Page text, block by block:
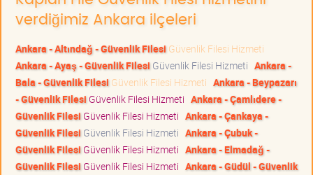
verdiğimiz Ankara ilçeleri
Ankara - Altındağ - Güvenlik Filesi Güvenlik Filesi Hizmeti
Ankara - Ayaş - Güvenlik Filesi Güvenlik Filesi Hizmeti Ankara -
Bala - Güvenlik Filesi Güvenlik Filesi Hizmeti Ankara - Beypazarı
- Güvenlik Filesi Güvenlik Filesi Hizmeti Ankara - Çamlıdere -
Güvenlik Filesi Güvenlik Filesi Hizmeti Ankara - Çankaya -
Güvenlik Filesi Güvenlik Filesi Hizmeti Ankara - Çubuk -
Güvenlik Filesi Güvenlik Filesi Hizmeti Ankara - Elmadağ -
Güvenlik Filesi Güvenlik Filesi Hizmeti Ankara - Güdül - Güvenlik